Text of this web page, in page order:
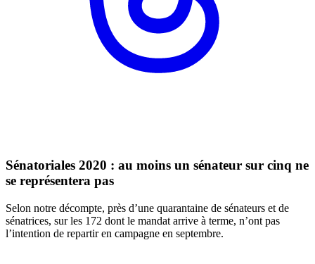
Sénatoriales 2020 : au moins un sénateur sur cinq ne
se représentera pas
Selon notre décompte, près d’une quarantaine de sénateurs et de
sénatrices, sur les 172 dont le mandat arrive à terme, n’ont pas
l’intention de repartir en campagne en septembre.